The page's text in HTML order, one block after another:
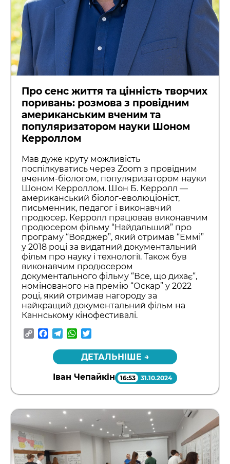
Про сенс життя та цінність творчих
поривань: розмова з провідним
американським вченим та
популяризатором науки Шоном
Керроллом
Мав дуже круту можливість
поспілкуватись через Zoom з провідним
вченим-біологом, популяризатором науки
Шоном Керроллом. Шон Б. Керролл —
американський біолог-еволюціоніст,
письменник, педагог і виконавчий
продюсер. Керролл працював виконавчим
продюсером фільму “Найдальший” про
програму “Вояджер”, який отримав “Еммі”
у 2018 році за видатний документальний
фільм про науку і технології. Також був
виконавчим продюсером
документального фільму “Все, що дихає“,
номінованого на премію “Оскар” у 2022
році, який отримав нагороду за
найкращий документальний фільм на
Каннському кінофестивалі.
CopyFacebook
TelegramWhatsApp
ДЕТАЛЬНІШЕ →
Іван Чепайкін 16:53 31.10.2024